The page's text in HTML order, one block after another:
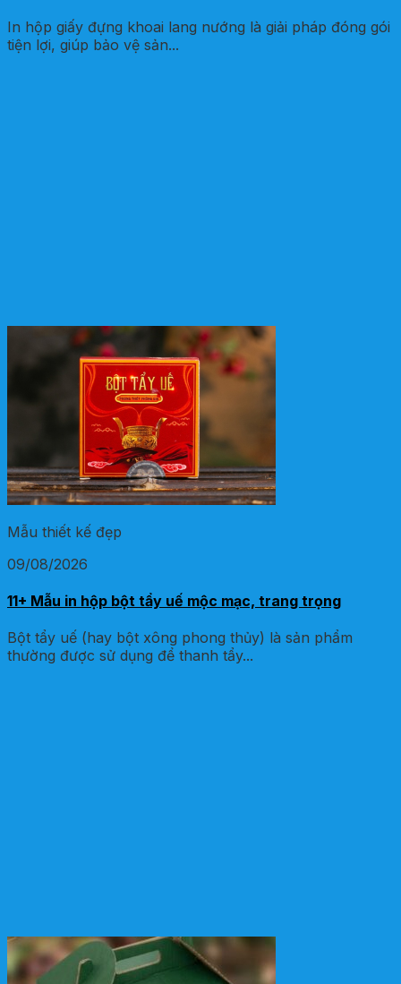
In hộp giấy đựng khoai lang nướng là giải pháp đóng gói
tiện lợi, giúp bảo vệ sản...
Mẫu thiết kế đẹp
09/08/2026
11+ Mẫu in hộp bột tẩy uế mộc mạc, trang trọng
Bột tẩy uế (hay bột xông phong thủy) là sản phẩm
thường được sử dụng để thanh tẩy...